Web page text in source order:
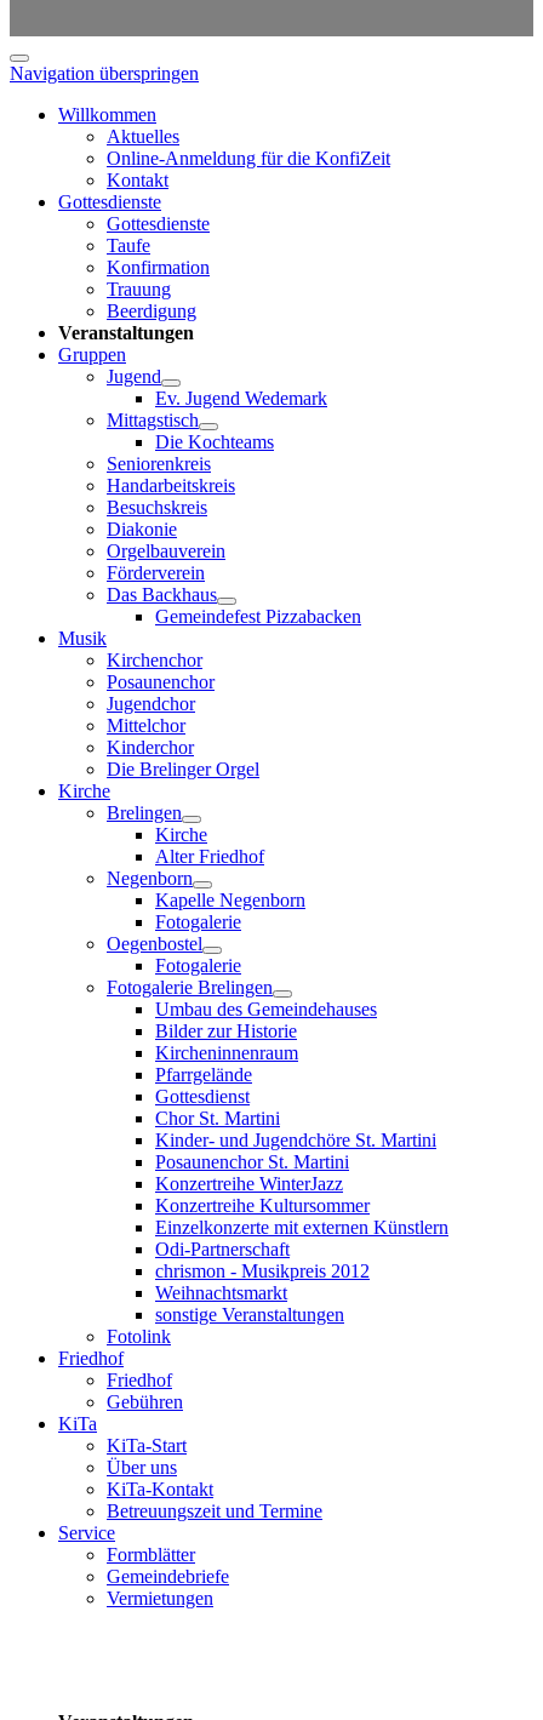
Navigation überspringen
Willkommen
Aktuelles
Online-Anmeldung für die KonfiZeit
Kontakt
Gottesdienste
Gottesdienste
Taufe
Konfirmation
Trauung
Beerdigung
Veranstaltungen
Gruppen
Jugend
Ev. Jugend Wedemark
Mittagstisch
Die Kochteams
Seniorenkreis
Handarbeitskreis
Besuchskreis
Diakonie
Orgelbauverein
Förderverein
Das Backhaus
Gemeindefest Pizzabacken
Musik
Kirchenchor
Posaunenchor
Jugendchor
Mittelchor
Kinderchor
Die Brelinger Orgel
Kirche
Brelingen
Kirche
Alter Friedhof
Negenborn
Kapelle Negenborn
Fotogalerie
Oegenbostel
Fotogalerie
Fotogalerie Brelingen
Umbau des Gemeindehauses
Bilder zur Historie
Kircheninnenraum
Pfarrgelände
Gottesdienst
Chor St. Martini
Kinder- und Jugendchöre St. Martini
Posaunenchor St. Martini
Konzertreihe WinterJazz
Konzertreihe Kultursommer
Einzelkonzerte mit externen Künstlern
Odi-Partnerschaft
chrismon - Musikpreis 2012
Weihnachtsmarkt
sonstige Veranstaltungen
Fotolink
Friedhof
Friedhof
Gebühren
KiTa
KiTa-Start
Über uns
KiTa-Kontakt
Betreuungszeit und Termine
Service
Formblätter
Gemeindebriefe
Vermietungen